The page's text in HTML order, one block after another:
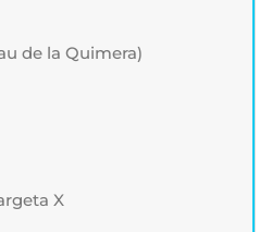
de la Quimera)
X